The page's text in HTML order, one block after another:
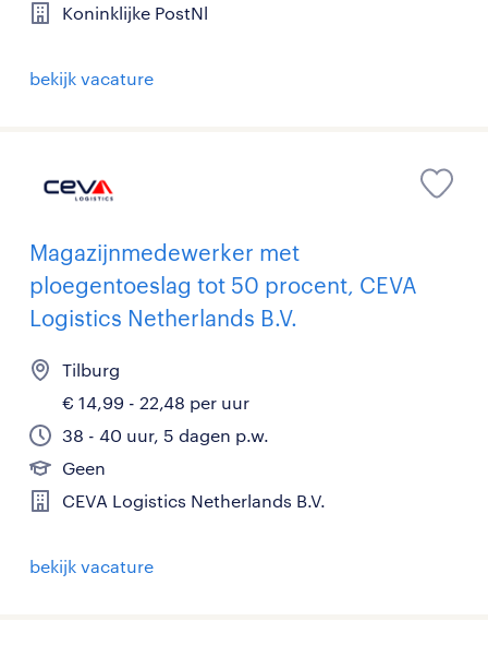
Koninklijke PostNl
bekijk vacature
Magazijnmedewerker met
ploegentoeslag tot 50 procent, CEVA
Logistics Netherlands B.V.
Tilburg
€ 14,99 - 22,48 per uur
38 - 40 uur, 5 dagen p.w.
Geen
CEVA Logistics Netherlands B.V.
bekijk vacature